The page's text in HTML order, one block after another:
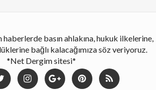
haberlerde basın ahlakına, hukuk ilkelerine,
bağlı kalacağımıza söz veriyoruz.
*Net Dergim sitesi*